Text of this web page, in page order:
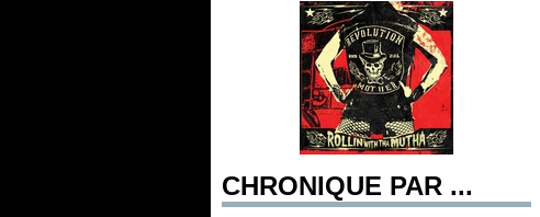
CHRONIQUE PAR ...